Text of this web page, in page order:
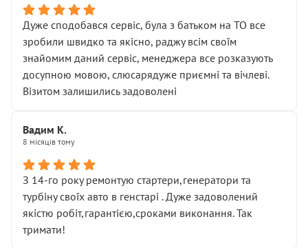
Дуже сподобався сервіс, була з батьком на ТО все
зробили швидко та якісно, раджу всім своїм
знайомим даний сервіс, менеджера все розказують
досупною мовою, слюсарядуже приємні та вічлеві.
Візитом залишились задоволені
Вадим К.
8 місяців тому
З 14-го року ремонтую стартери,генератори та
турбіну своїх авто в генстарі . Дуже задоволений
якістю робіт,гарантією,сроками виконання. Так
тримати!